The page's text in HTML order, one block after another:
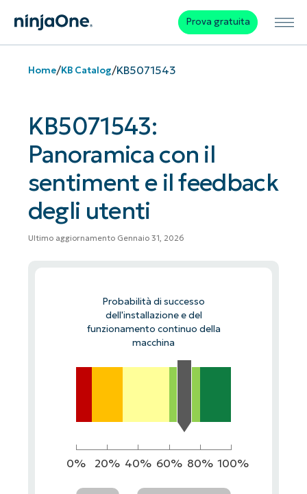
Prova gratuita
Home/KB Catalog/KB5071543
KB5071543:
Panoramica con il
sentiment e il feedback
degli utenti
Ultimo aggiornamento Gennaio 31, 2026
Probabilità di successo
dell'installazione e del
funzionamento continuo della
macchina
0% 20% 40% 60% 80% 100%